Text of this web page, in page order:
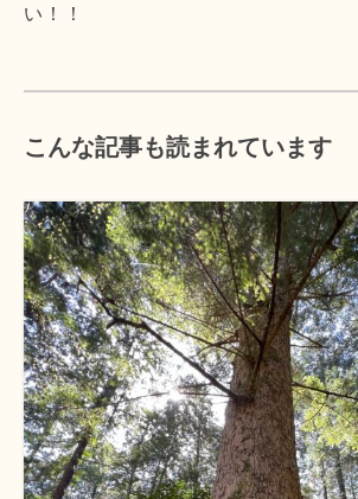
い！！
こんな記事も読まれています